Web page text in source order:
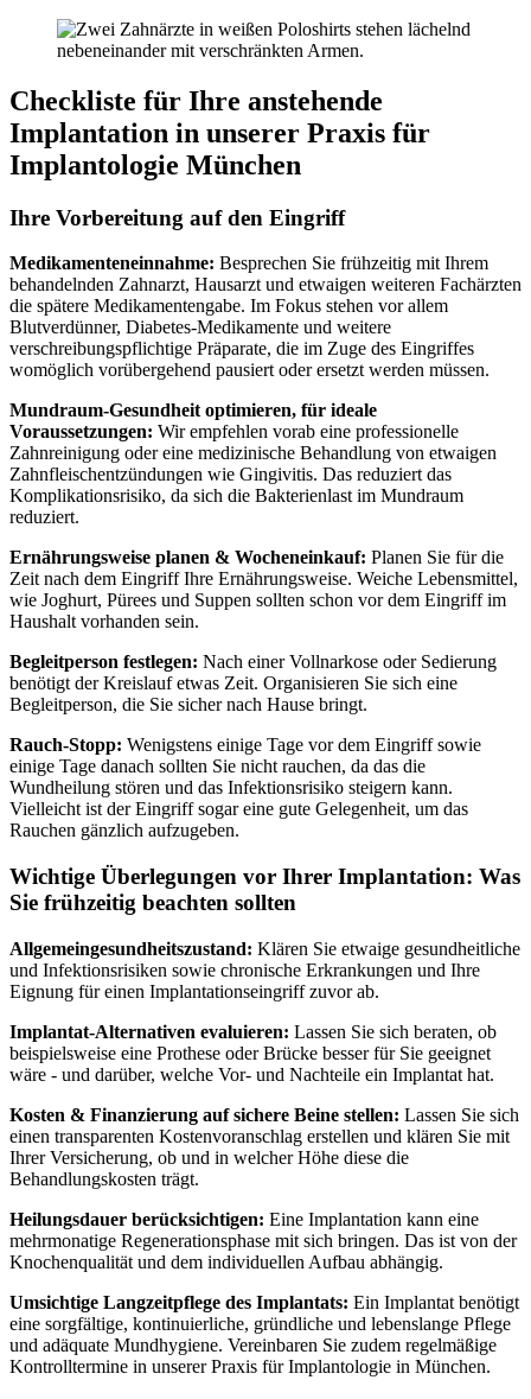
Checkliste für Ihre anstehende
Implantation in unserer Praxis für
Implantologie München
Ihre Vorbereitung auf den Eingriff
Medikamenteneinnahme: Besprechen Sie frühzeitig mit Ihrem
behandelnden Zahnarzt, Hausarzt und etwaigen weiteren Fachärzten
die spätere Medikamentengabe. Im Fokus stehen vor allem
Blutverdünner, Diabetes-Medikamente und weitere
verschreibungspflichtige Präparate, die im Zuge des Eingriffes
womöglich vorübergehend pausiert oder ersetzt werden müssen.
Mundraum-Gesundheit optimieren, für ideale
Voraussetzungen: Wir empfehlen vorab eine professionelle
Zahnreinigung oder eine medizinische Behandlung von etwaigen
Zahnfleischentzündungen wie Gingivitis. Das reduziert das
Komplikationsrisiko, da sich die Bakterienlast im Mundraum
reduziert.
Ernährungsweise planen & Wocheneinkauf: Planen Sie für die
Zeit nach dem Eingriff Ihre Ernährungsweise. Weiche Lebensmittel,
wie Joghurt, Pürees und Suppen sollten schon vor dem Eingriff im
Haushalt vorhanden sein.
Begleitperson festlegen: Nach einer Vollnarkose oder Sedierung
benötigt der Kreislauf etwas Zeit. Organisieren Sie sich eine
Begleitperson, die Sie sicher nach Hause bringt.
Rauch-Stopp: Wenigstens einige Tage vor dem Eingriff sowie
einige Tage danach sollten Sie nicht rauchen, da das die
Wundheilung stören und das Infektionsrisiko steigern kann.
Vielleicht ist der Eingriff sogar eine gute Gelegenheit, um das
Rauchen gänzlich aufzugeben.
Wichtige Überlegungen vor Ihrer Implantation: Was
Sie frühzeitig beachten sollten
Allgemeingesundheitszustand: Klären Sie etwaige gesundheitliche
und Infektionsrisiken sowie chronische Erkrankungen und Ihre
Eignung für einen Implantationseingriff zuvor ab.
Implantat-Alternativen evaluieren: Lassen Sie sich beraten, ob
beispielsweise eine Prothese oder Brücke besser für Sie geeignet
wäre - und darüber, welche Vor- und Nachteile ein Implantat hat.
Kosten & Finanzierung auf sichere Beine stellen: Lassen Sie sich
einen transparenten Kostenvoranschlag erstellen und klären Sie mit
Ihrer Versicherung, ob und in welcher Höhe diese die
Behandlungskosten trägt.
Heilungsdauer berücksichtigen: Eine Implantation kann eine
mehrmonatige Regenerationsphase mit sich bringen. Das ist von der
Knochenqualität und dem individuellen Aufbau abhängig.
Umsichtige Langzeitpflege des Implantats: Ein Implantat benötigt
eine sorgfältige, kontinuierliche, gründliche und lebenslange Pflege
und adäquate Mundhygiene. Vereinbaren Sie zudem regelmäßige
Kontrolltermine in unserer Praxis für Implantologie in München.